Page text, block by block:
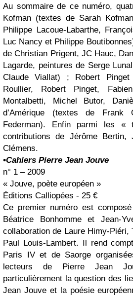
Au sommaire de ce numéro,
Kofman (textes de Sarah
Philippe Lacoue-Labarthe,
Luc Nancy et Philippe
de Christian Prigent, JC Hauc,
Lagarde, peintures de Serge
Claude Viallat) ; Robert
Roullier, Robert Pinget,
Montalbetti, Michel Butor,
d’Amérique (textes de Frank
Federman). Enfin parmi les «
contributions de Jérôme Bertin,
Clémens.
•Cahiers Pierre Jean Jouve
n° 1 – 2009
« Jouve, poète européen »
Éditions Calliopées - 25 €
Ce premier numéro est
Béatrice Bonhomme et Jean-
collaboration de Laure Himy-Piéri,
Paul Louis-Lambert. Il rend
Paris IV et de Saorge
lecteurs de Pierre Jean
particulièrement la question des
Jean Jouve et la poésie